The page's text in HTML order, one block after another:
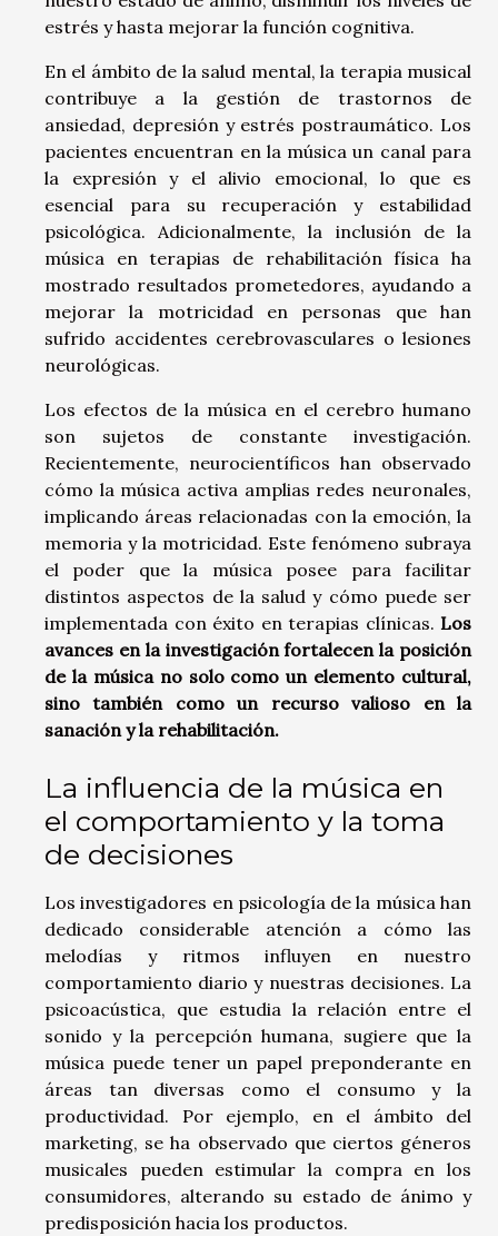
estrés y hasta mejorar la función cognitiva.
En el ámbito de la salud mental, la terapia musical
contribuye a la gestión de trastornos de
ansiedad, depresión y estrés postraumático. Los
pacientes encuentran en la música un canal para
la expresión y el alivio emocional, lo que es
esencial para su recuperación y estabilidad
psicológica. Adicionalmente, la inclusión de la
música en terapias de rehabilitación física ha
mostrado resultados prometedores, ayudando a
mejorar la motricidad en personas que han
sufrido accidentes cerebrovasculares o lesiones
neurológicas.
Los efectos de la música en el cerebro humano
son sujetos de constante investigación.
Recientemente, neurocientíficos han observado
cómo la música activa amplias redes neuronales,
implicando áreas relacionadas con la emoción, la
memoria y la motricidad. Este fenómeno subraya
el poder que la música posee para facilitar
distintos aspectos de la salud y cómo puede ser
implementada con éxito en terapias clínicas. Los
avances en la investigación fortalecen la posición
de la música no solo como un elemento cultural,
sino también como un recurso valioso en la
sanación y la rehabilitación.
La influencia de la música en
el comportamiento y la toma
de decisiones
Los investigadores en psicología de la música han
dedicado considerable atención a cómo las
melodías y ritmos influyen en nuestro
comportamiento diario y nuestras decisiones. La
psicoacústica, que estudia la relación entre el
sonido y la percepción humana, sugiere que la
música puede tener un papel preponderante en
áreas tan diversas como el consumo y la
productividad. Por ejemplo, en el ámbito del
marketing, se ha observado que ciertos géneros
musicales pueden estimular la compra en los
consumidores, alterando su estado de ánimo y
predisposición hacia los productos.